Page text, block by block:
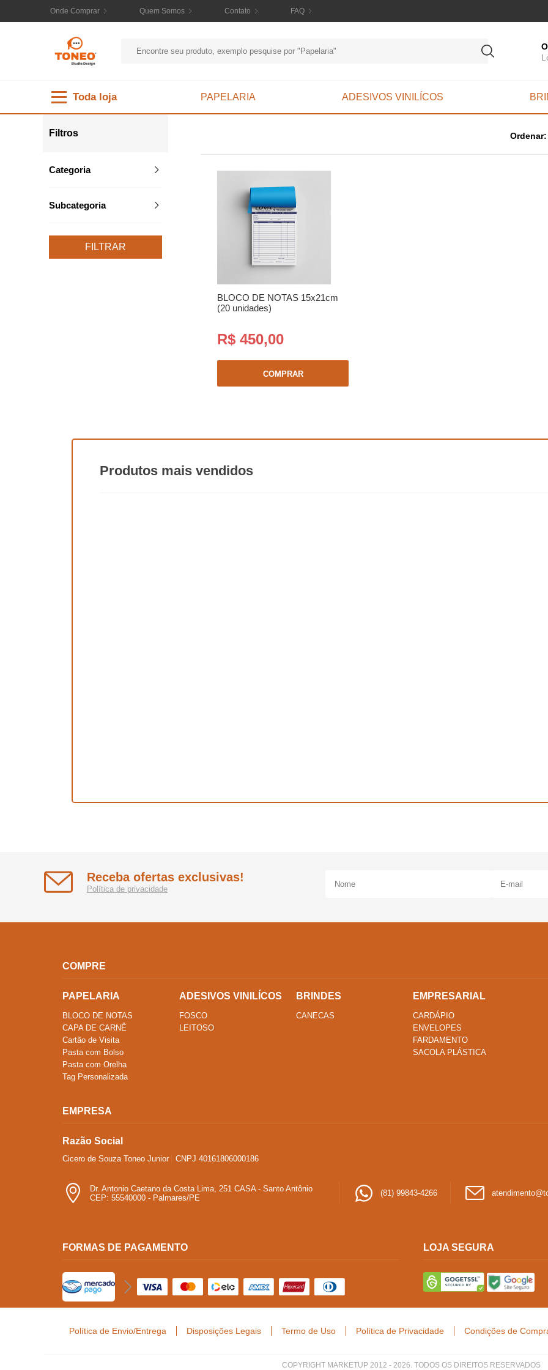
Onde Comprar Quem Somos Contato FAQ
Toda loja PAPELARIA ADESIVOS VINILÍCOS
Filtros
Categoria
Subcategoria
FILTRAR
Ordenar:
BLOCO DE NOTAS 15x21cm
(20 unidades)
R$ 450,00
COMPRAR
Produtos mais vendidos
Receba ofertas exclusivas!
Política de privacidade
COMPRE
PAPELARIA
BLOCO DE NOTAS
CAPA DE CARNÊ
Cartão de Visita
Pasta com Bolso
Pasta com Orelha
Tag Personalizada
ADESIVOS VINILÍCOS
FOSCO
LEITOSO
BRINDES
CANECAS
EMPRESARIAL
CARDÁPIO
ENVELOPES
FARDAMENTO
SACOLA PLÁSTICA
EMPRESA
Razão Social
Cicero de Souza Toneo Junior CNPJ 40161806000186
Dr. Antonio Caetano da Costa Lima, 251 CASA - Santo Antônio
CEP: 55540000 - Palmares/PE
(81) 99843-4266
FORMAS DE PAGAMENTO LOJA SEGURA
Política de Envio/Entrega Disposições Legais Termo de Uso Política de Privacidade Condições de
COPYRIGHT MARKETUP 2012 - 2026. TODOS OS DIREITOS RESERVADOS